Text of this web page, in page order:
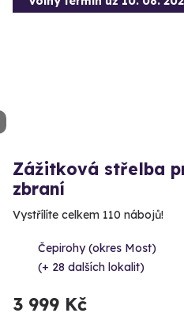
Zážitková střelba
zbraní
Vystřílíte celkem 110 nábojů!
Čepirohy (okres Most)
(+ 28 dalších lokalit)
3 999 Kč